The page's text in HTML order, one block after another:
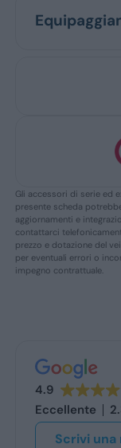
Gli accessori di serie ed
presente scheda
aggiornamenti e
contattarci
prezzo e dotazione del
per eventuali errori o
impegno contrattuale.
4.9
Eccellente
Scrivi